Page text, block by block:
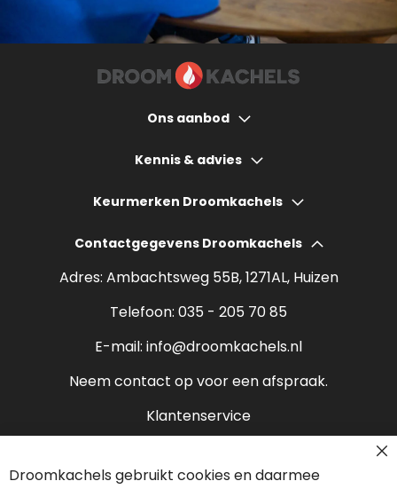
Ons aanbod
Houtkachels
Bio ethanol haarden
Sfeerhaarden
Open haard
Kennis & advies
Hoeveel bespaart een houtkachel?
Keurmerken Droomkachels
Contactgegevens Droomkachels
Adres: Ambachtsweg 55B, 1271AL, Huizen
Telefoon: 035 - 205 70 85
E-mail: info@droomkachels.nl
Neem contact op voor een afspraak.
Klantenservice
Droomkachels gebruikt cookies en daarmee